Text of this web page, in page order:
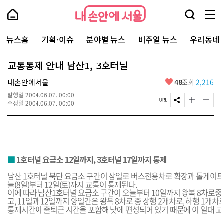
본
로
가
내
손
안
에
서
울
-
서
울
시
대
표
소
내
손
에
울
검
창
열
기
메
뉴
전
체
보
주
요
서
뉴스홈 기획·이슈 분야별 뉴스 비주얼 뉴스 우리동
교통통제 안내 남산1, 3호터널
내손안에서울
발행일 2004.06.07. 00:00
수정일 2004.06.07. 00:00
좋
요
48조회 2,216
페
이
복
사
S
N
글
자
하
기
글
자
하
기
■1호터널 요금소 12일까지, 3호터널 17일까지 통제
남산 1호터널 북단 요금소 구간이 삼일로 버스전용차로 확장과 톨게이
늘(8일)부터 12일(토)까지 교통이 통제된다.
이에 따라 남산1호터널 요금소 구간이 오늘부터 10일까지 왕복 8차로
고, 11일과 12일까지 양일간은 왕복 8차로 중 상행 2개차로, 하행 1개
통제시간이 출퇴근 시간을 포함해 낮에 편성되어 있기 때문에 이 일대
페
상
단
로